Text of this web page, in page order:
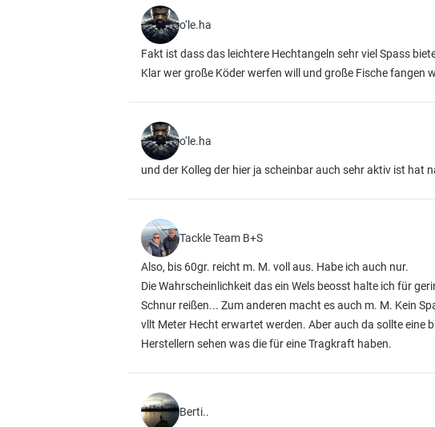
o‘le.ha
Fakt ist dass das leichtere Hechtangeln sehr viel Spass
Klar wer große Köder werfen will und große Fische fangen
o‘le.ha
und der Kolleg der hier ja scheinbar auch sehr aktiv ist hat
Tackle Team B+S
Also, bis 60gr. reicht m. M. voll aus. Habe ich auch nur.
Die Wahrscheinlichkeit das ein Wels beosst halte ich für
Schnur reißen... Zum anderen macht es auch m. M. Kein
vllt Meter Hecht erwartet werden. Aber auch da sollte eine
Herstellern sehen was die für eine Tragkraft haben.
Berti..